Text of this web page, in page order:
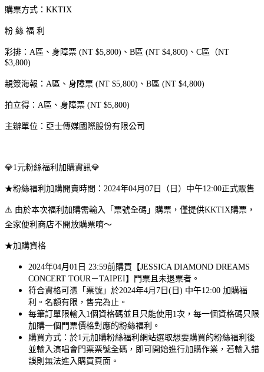
購票方式：KKTIX
粉 絲 福 利
彩排：A區、身障票 (NT $5,800)、B區 (NT $4,800)、C區（NT
$3,800)
親簽海報：A區、身障票 (NT $5,800)、B區 (NT $4,800)
拍立得：A區、身障票 (NT $5,800)
主辦單位：亞士傳媒國際股份有限公司
💎1元粉絲福利加購資訊💎
★粉絲福利加購開賣時間：2024年04月07日（日）中午12:00正式販售
⚠️ 由於本次福利加購需輸入「票號全碼」購票，僅提供KKTIX購票，
全家便利商店不開放購票唷～
★加購資格
2024年04月01日 23:59前購買【JESSICA DIAMOND DREAMS
CONCERT TOUR－TAIPEI】門票且未退票者。
符合資格可憑「票號」於2024年4月7日(日) 中午12:00 加購福
利。名額有限，售完為止。
每筆訂單限輸入1個資格碼並且只能使用1次，每一個資格碼只限
加購一個門票價格對應的粉絲福利。
購買方式：於1元加購粉絲福利網站選取想要購買的粉絲福利後
並輸入演唱會門票票號全碼，即可開始進行加購作業，若輸入錯
誤則無法進入購買頁面。